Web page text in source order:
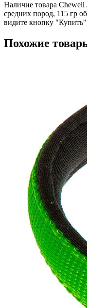
Наличие товара Chewell
средних пород, 115 гр
видите кнопку "Купить",
Похожие